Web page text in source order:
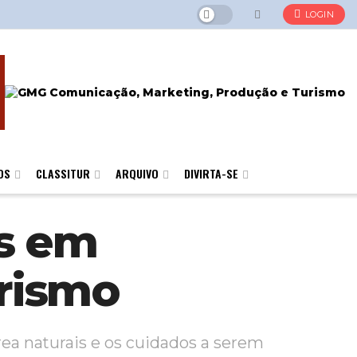
LOGIN
CLASSITUR ARQUIVO DIVIRTA-SE
em
naturais e os cuidados a serem